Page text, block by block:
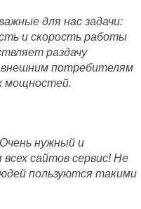
для нас задачи:
и скорость работы
раздачу
потребителям
мощностей.
нужный и
сайтов сервис! Не
пользуются такими